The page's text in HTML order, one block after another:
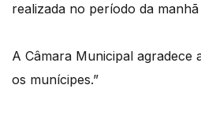
realizada no período da
A Câmara Municipal agradece
os munícipes.”